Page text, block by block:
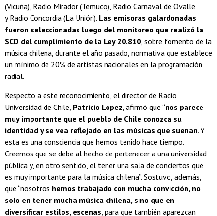
(Vicuña), Radio Mirador (Temuco), Radio Carnaval de Ovalle
y Radio Concordia (La Unión). Las emisoras galardonadas
fueron seleccionadas luego del monitoreo que realizó la
SCD del cumplimiento de la Ley 20.810 , sobre fomento de la
música chilena, durante el año pasado, normativa que establece
un mínimo de 20% de artistas nacionales en la programación
radial.
Respecto a este reconocimiento, el director de Radio
Universidad de Chile, Patricio López , afirmó que “nos parece
muy importante que el pueblo de Chile conozca su
identidad y se vea reflejado en las músicas que suenan. Y
esta es una consciencia que hemos tenido hace tiempo.
Creemos que se debe al hecho de pertenecer a una universidad
pública y, en otro sentido, el tener una sala de conciertos que
es muy importante para la música chilena”. Sostuvo, además,
que “nosotros hemos trabajado con mucha convicción, no
solo en tener mucha música chilena, sino que en
diversificar estilos, escenas , para que también aparezcan